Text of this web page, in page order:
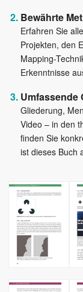
Bewährte
Erfahren Sie
Projekten, den
Mapping-
Erkenntnisse
Umfassende
Gliederung,
Video – in den
finden Sie
ist dieses Buch